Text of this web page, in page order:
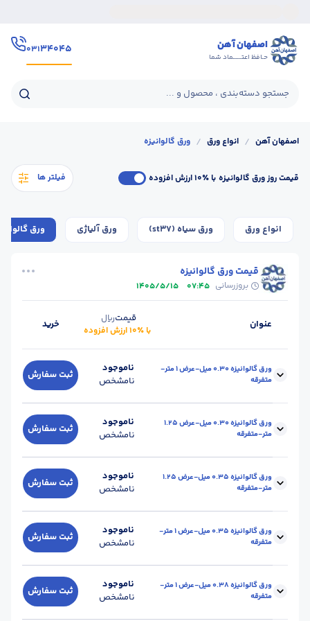
اصفهان آهن
حـافظ اعتــــــماد شما
۳۴۰۴۵۰۳۱
جستجو دسته‌بندی ، محصول و ...
اصفهان آهن / انواع ورق / ورق گالوانیزه
فیلتر ها قیمت روز ورق گالوانیزه با ٪۱۰ ارزش افزوده
انواع ورق ورق سیاه (st37) ورق آلیاژی ورق
قیمت ورق گالوانیزه
بروزرسانی 07:45
1405/5/15
عنوان قیمتریال
با ٪۱۰ ارزش افزوده
خرید
ورق گالوانیزه 0.30 میل-عرض 1 متر-
متفرقه
ناموجود
نامشخص
ثبت سفارش
ضخامت :0.30 ابعاد :1
کارخانه/انبار
ورق گالوانیزه 0.30 میل-عرض 1.25
متر-متفرقه
ناموجود
نامشخص
ثبت سفارش
ضخامت :0.30 ابعاد :1.25
کارخانه/انبار
ورق گالوانیزه 0.35 میل-عرض 1.25
متر-متفرقه
ناموجود
نامشخص
ثبت سفارش
ضخامت :0.35 ابعاد :1.25
کارخانه/انبار
ورق گالوانیزه 0.35 میل-عرض 1 متر-
متفرقه
ناموجود
نامشخص
ثبت سفارش
ضخامت :0.35 ابعاد :1
کارخانه/انبار
ورق گالوانیزه 0.38 میل-عرض 1 متر-
متفرقه
ناموجود
نامشخص
ثبت سفارش